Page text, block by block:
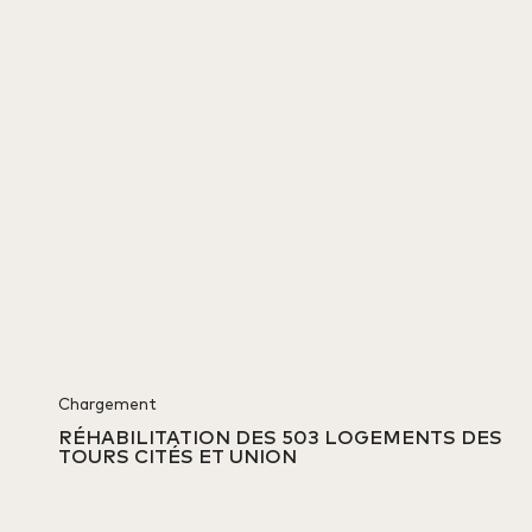
Chargement
RÉHABILITATION DES 503 LOGEMENTS DES
TOURS CITÉS ET UNION